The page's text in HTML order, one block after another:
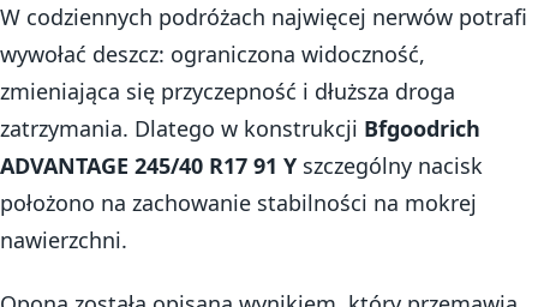
W codziennych podróżach najwięcej nerwów potrafi
wywołać deszcz: ograniczona widoczność,
zmieniająca się przyczepność i dłuższa droga
zatrzymania. Dlatego w konstrukcji Bfgoodrich
ADVANTAGE 245/40 R17 91 Y szczególny nacisk
położono na zachowanie stabilności na mokrej
nawierzchni.